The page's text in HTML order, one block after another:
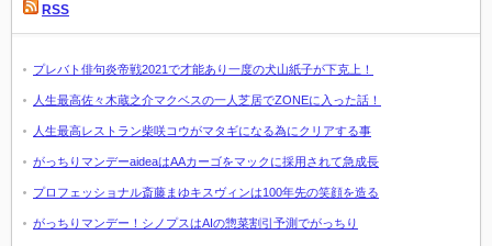
RSS
プレバト俳句炎帝戦2021で才能あり一度の犬山紙子が下克上！
人生最高佐々木蔵之介マクベスの一人芝居でZONEに入った話！
人生最高レストラン柴咲コウがマタギになる為にクリアする事
がっちりマンデーaideaはAAカーゴをマックに採用されて急成長
プロフェッショナル斎藤まゆキスヴィンは100年先の笑顔を造る
がっちりマンデー！シノプスはAIの惣菜割引予測でがっちり